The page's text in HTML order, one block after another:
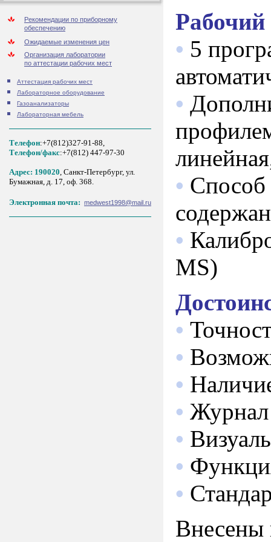
Рекомендации по приборному
обеспечению
Ожидаемые изменения цен
Организация лаборатории
по аттестации рабочих мест
Аттестация рабочих мест
Лабораторное оборудование
Газоанализаторы
Лабораторная мебель
Телефон:+7(812)327-91-88,
Tелефон/факс:+7(812) 447-97-30
Адрес: 190020, Санкт-Петербург, ул.
Бумажная, д. 17, оф. 368.
Электронная почта: medwest1998@mail.ru
• 5
•
• Способ
•
MS)
•
•
•
•
•
•
•